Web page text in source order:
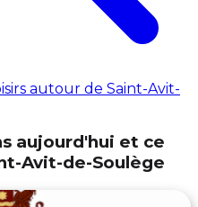
autour de Saint-Avit-
aujourd'hui et ce
Avit-de-Soulège